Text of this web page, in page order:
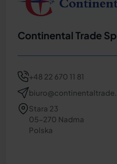
Polska
Continental Trade
+48 22 670 11 81
Stara 23
05-270 Nadma
Polska